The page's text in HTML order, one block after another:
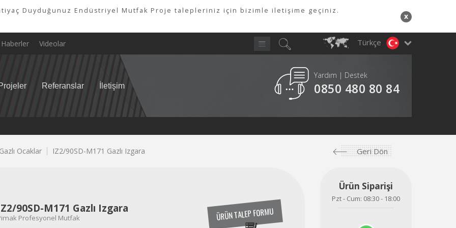
Duyduğunuz Endüstriyel Mutfak Proje talepleriniz için bizimle iletişime geçiniz.
x
Haberler Videolar Türkçe
Referanslar İletişim
Yardım | Destek
0850 480 80 84
Ocaklar IZ2/90SD-M171 Gazlı Izgara Geri Dön
90SD-M171 Gazlı Izgara
Profesyonel Mutfak ÜRÜN TALEP FORMU
Ürün Siparişi
Pzt - Cum: 08:30 - 18:00